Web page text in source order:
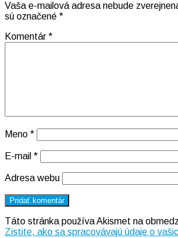
Vaša e-mailová adresa nebude
sú označené *
Komentár *
Meno *
E-mail *
Adresa webu
Táto stránka používa Akismet na
Zistite, ako sa spracovávajú údaje o